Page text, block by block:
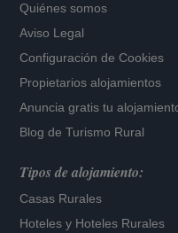
Quiénes somos
Aviso Legal
Configuración de Cookies
Propietarios alojamientos
Anuncia gratis tu
Blog de Turismo Rural
Tipos de alojamiento:
Casas Rurales
Hoteles y Hoteles Rurales